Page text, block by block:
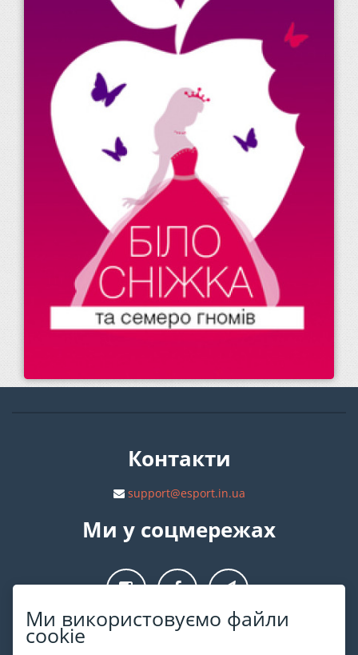
Ми використовуємо файли
cookie
Контакти
support@esport.in.ua
Ми у соцмережах
Про ESPORT .in.ua